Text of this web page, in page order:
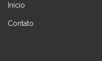
Início
Contato